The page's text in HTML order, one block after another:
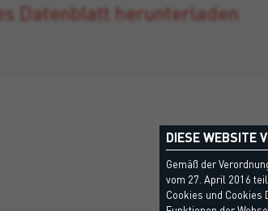
Datenblatt herunterladen
DIESE WEBSITE
Gemäß der
vom 27. April 2016
Cookies und Cookies